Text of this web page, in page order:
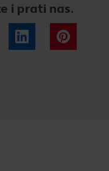
i prati nas.
Instagram LinkedIn